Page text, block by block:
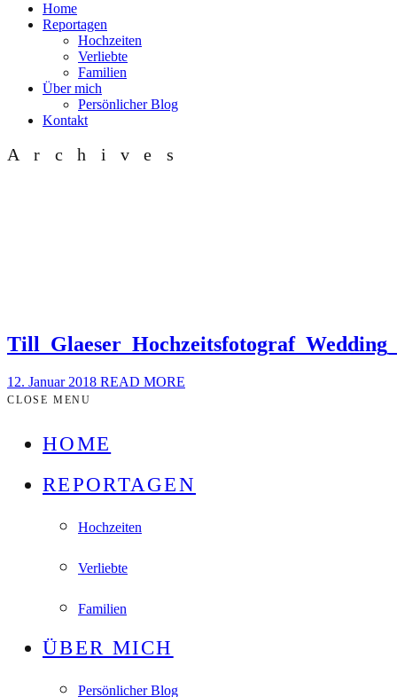
Home
Reportagen
Hochzeiten
Verliebte
Familien
Über mich
Persönlicher Blog
Kontakt
Archives
12. Januar 2018 READ MORE
CLOSE MENU
HOME
REPORTAGEN
Hochzeiten
Verliebte
Familien
ÜBER MICH
Persönlicher Blog